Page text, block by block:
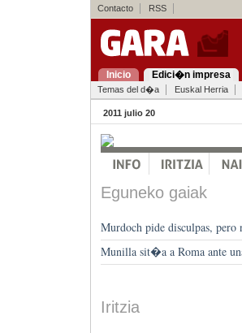
Contacto RSS
Inicio Edici�n impresa
Temas del d�a Euskal Herria
2011 julio 20
Eguneko gaiak
Murdoch pide disculpas, pero
Munilla sit�a a Roma ante
Iritzia